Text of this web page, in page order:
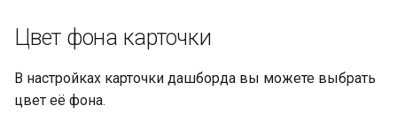
Цвет фона карточки
В настройках карточки дашборда вы можете выбрать
цвет её фона.